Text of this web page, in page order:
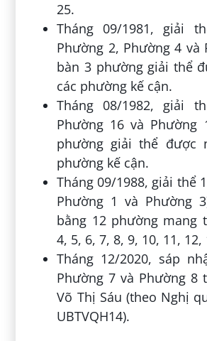
25.
Tháng 09/1981, giải
Phường 2, Phường 4 và
bàn 3 phường giải thể
các phường kế cận.
Tháng 08/1982, giải
Phường 16 và Phường
phường giải thể được
phường kế cận.
Tháng 09/1988, giải thể
Phường 1 và Phường
bằng 12 phường mang
4, 5, 6, 7, 8, 9, 10, 11, 12,
Tháng 12/2020, sáp
Phường 7 và Phường 8
Võ Thị Sáu (theo Nghị
UBTVQH14).